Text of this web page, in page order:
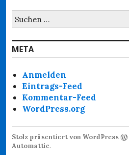
Suchen
nach:
META
Anmelden
Eintrags-Feed
Kommentar-Feed
WordPress.org
Stolz präsentiert von WordPress
Automattic.